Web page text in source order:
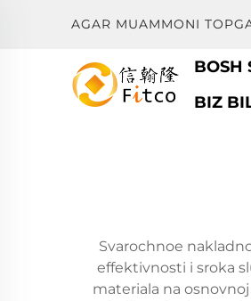
AGAR MUAMMONI
BOSH
BIZ
Svarochnoe
effektivnosti i sroka
materiala na